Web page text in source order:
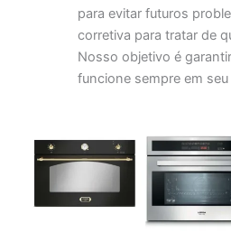
para evitar futuros
corretiva para tratar de
Nosso objetivo é
funcione sempre em